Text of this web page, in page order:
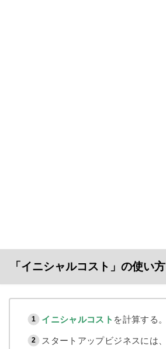
「イニシャルコスト」の使い方
イニシャルコスト を計算する。
スタートアップビジネスには、